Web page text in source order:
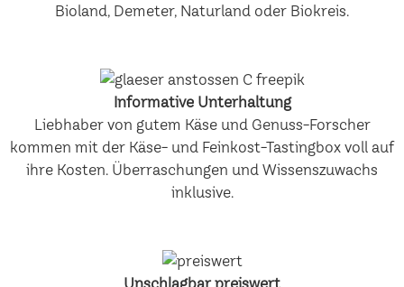
Bioland, Demeter, Naturland oder Biokreis.
Informative Unterhaltung
Liebhaber von gutem Käse und Genuss-Forscher
kommen mit der Käse- und Feinkost-Tastingbox voll auf
ihre Kosten. Überraschungen und Wissenszuwachs
inklusive.
Unschlagbar preiswert